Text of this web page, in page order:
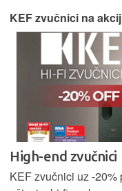
KEF zvučnici na
High-end zvučnici
KEF zvučnici uz -20%